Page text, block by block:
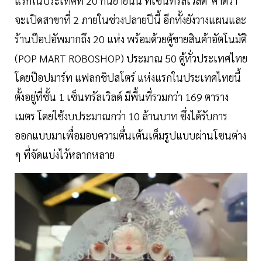
จะเปิดสาขาที่ 2 ภายในช่วงปลายปีนี้ อีกทั้งยังวางแผนและ
ร้านป๊อปอัพมากถึง 20 แห่ง พร้อมด้วยตู้ขายสินค้าอัตโนมัติ
(POP MART ROBOSHOP) ประมาณ 50 ตู้ทั่วประเทศไทย
โดยป๊อปมาร์ท แฟลกชิปสโตร์ แห่งแรกในประเทศไทยนี้
ตั้งอยู่ที่ชั้น 1 เซ็นทรัลเวิลด์ มีพื้นที่รวมกว่า 169 ตาราง
เมตร โดยใช้งบประมาณกว่า 10 ล้านบาท ซึ่งได้รับการ
ออกแบบมาเพื่อมอบความตื่นเต้นเต็มรูปแบบผ่านโซนต่าง
ๆ ที่จัดแบ่งไว้หลากหลาย